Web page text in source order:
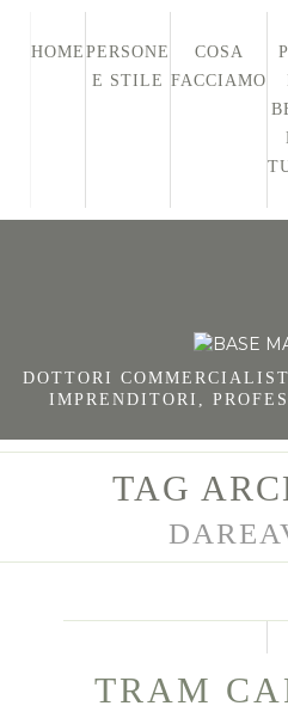
HOME PERSONE
E STILE
COSA
FACCIAMO
DOTTORI
IMPRENDITORI,
TAG
TRAM